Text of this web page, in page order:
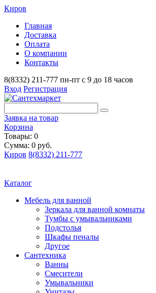
Киров
Главная
Доставка
Оплата
О компании
Контакты
8(8332) 211-777 пн-пт с 9 до 18 часов
Вход Регистрация
Заявка на товар
Корзина
Товары: 0
Сумма: 0 руб.
Киров 8(8332) 211-777
Каталог
Мебель для ванной
Зеркала для ванной комнаты
Тумбы с умывальниками
Подстолья
Шкафы пеналы
Другое
Сантехника
Ванны
Смесители
Умывальники